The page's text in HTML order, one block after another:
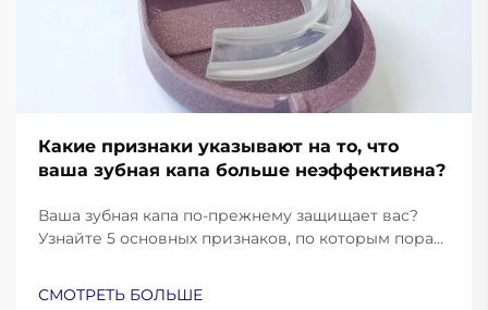
Какие признаки указывают на то, что
ваша зубная капа больше неэффективна?
Ваша зубная капа по-прежнему защищает вас?
Узнайте 5 основных признаков, по которым пора
СМОТРЕТЬ БОЛЬШЕ